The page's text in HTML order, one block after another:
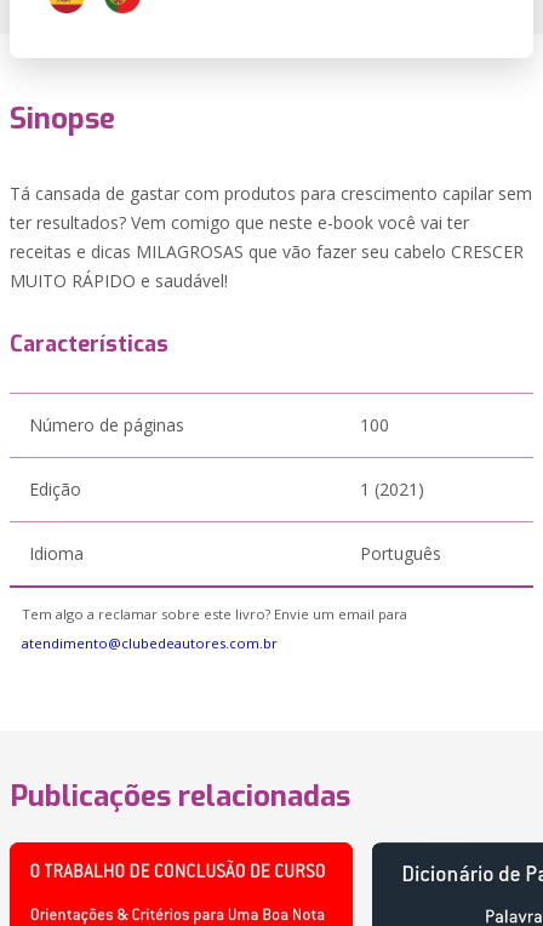
Sinopse
Tá cansada de gastar com produtos para crescimento capilar sem
ter resultados? Vem comigo que neste e-book você vai ter
receitas e dicas MILAGROSAS que vão fazer seu cabelo CRESCER
MUITO RÁPIDO e saudável!
Características
Número de páginas 100
Edição 1 (2021)
Idioma Português
Tem algo a reclamar sobre este livro? Envie um email para
atendimento@clubedeautores.com.br
Publicações relacionadas